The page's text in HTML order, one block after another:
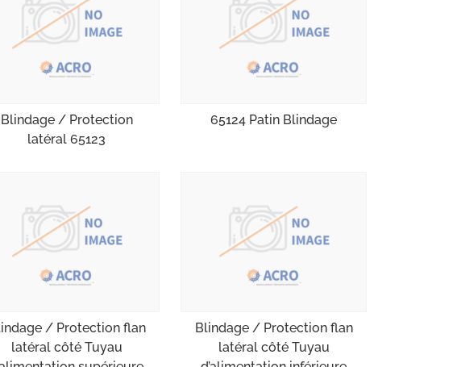
Blindage / Protection
latéral 65123
65124 Patin Blindage
/ Protection flan
latéral côté Tuyau
Blindage / Protection flan
latéral côté Tuyau